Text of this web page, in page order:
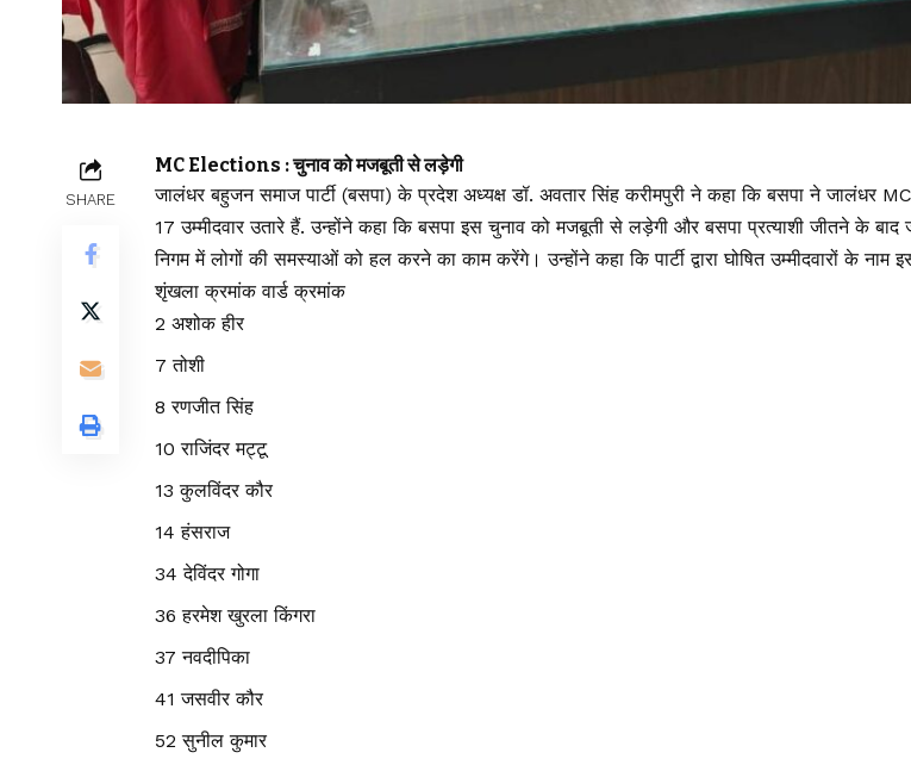
SHARE
MC Elections : चुनाव को मजबूती से लड़ेगी
जालंधर बहुजन समाज पार्टी (बसपा) के प्रदेश अध्यक्ष डॉ. अवतार सिंह करीमपुरी ने कहा कि बसपा ने जालंधर
17 उम्मीदवार उतारे हैं. उन्होंने कहा कि बसपा इस चुनाव को मजबूती से लड़ेगी और बसपा प्रत्याशी जीतने के बाद
निगम में लोगों की समस्याओं को हल करने का काम करेंगे। उन्होंने कहा कि पार्टी द्वारा घोषित उम्मीदवारों के नाम
शृंखला क्रमांक वार्ड क्रमांक
2 अशोक हीर
7 तोशी
8 रणजीत सिंह
10 राजिंदर मट्टू
13कुलविंदर कौर
14 हंसराज
34 देविंदर गोगा
36 हरमेश खुरला किंगरा
37 नवदीपिका
41 जसवीर कौर
52 सुनील कुमार